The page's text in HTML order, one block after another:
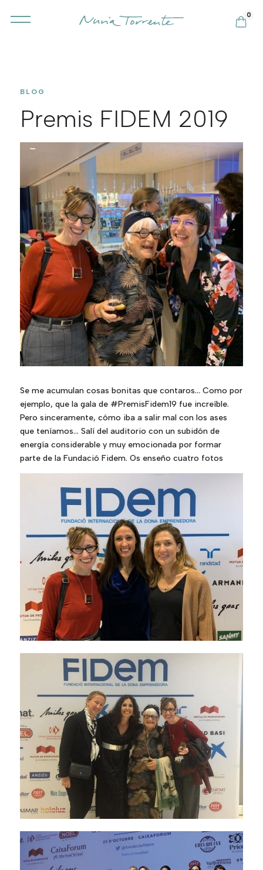
0
BLOG
Premis FIDEM 2019
Se me acumulan cosas bonitas que contaros… Como por
ejemplo, que la gala de #PremisFidem19 fue increíble.
Pero sinceramente, cómo iba a salir mal con los ases
que teníamos… Salí del auditorio con un subidón de
energía considerable y muy emocionada por formar
parte de la Fundació Fidem. Os enseño cuatro fotos